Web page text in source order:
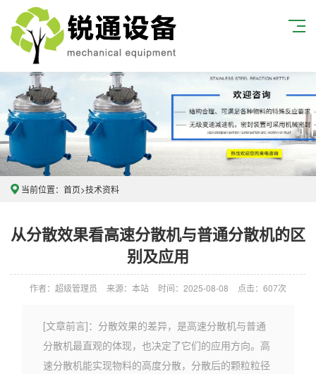
当前位置： 首页>技术资料
从分散效果看高速分散机与普通分散机的区
别及应用
作者：超级管理员 来源：本站 时间：2025-08-08 点击：607次
[文章前言]：分散效果的差异，是高速分散机与普通
分散机最直观的体现，也决定了它们的应用方向。高
速分散机能实现物料的高度分散，分散后的颗粒粒径